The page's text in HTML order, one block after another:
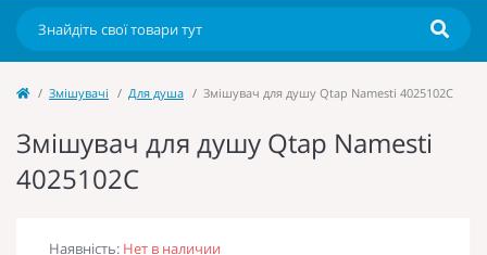
Змішувачі Для душа Змішувач для душу Qtap Namesti 4025102C
Змішувач для душу Qtap Namesti
4025102C
Наявність: Нет в наличии